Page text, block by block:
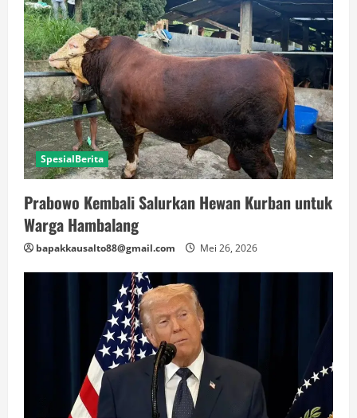
SpesialBerita
Prabowo Kembali Salurkan Hewan Kurban untuk
Warga Hambalang
bapakkausalto88@gmail.com Mei 26, 2026